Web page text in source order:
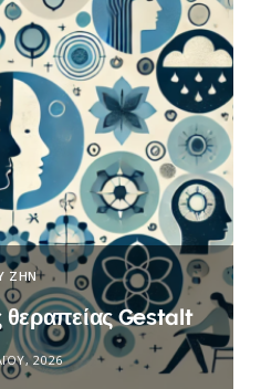
ΖΗΝ
θεραπείας Gestalt
2026